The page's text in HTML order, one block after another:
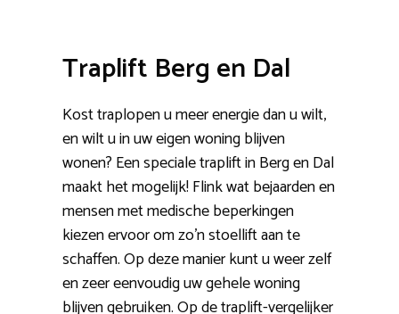
Traplift Berg en Dal
Kost traplopen u meer energie dan u wilt,
en wilt u in uw eigen woning blijven
wonen? Een speciale traplift in Berg en Dal
maakt het mogelijk! Flink wat bejaarden en
mensen met medische beperkingen
kiezen ervoor om zo’n stoellift aan te
schaffen. Op deze manier kunt u weer zelf
en zeer eenvoudig uw gehele woning
blijven gebruiken. Op de traplift-vergelijker